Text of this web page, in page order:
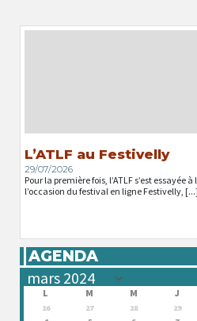
L’ATLF au Festivelly
29/07/2026
Pour la première fois, l’ATLF s’est essayée
l’occasion du festival en ligne Festivelly, [...]
AGENDA
L M M J
26 27 28 29